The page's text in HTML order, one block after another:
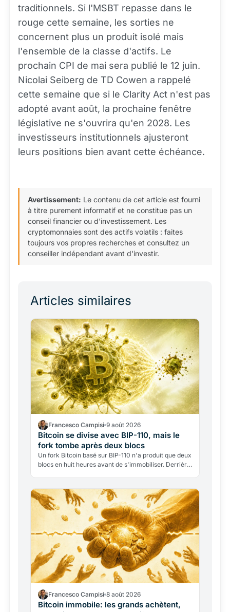
traditionnels. Si l'MSBT repasse dans le
rouge cette semaine, les sorties ne
concernent plus un produit isolé mais
l'ensemble de la classe d'actifs. Le
prochain CPI de mai sera publié le 12 juin.
Nicolai Seiberg de TD Cowen a rappelé
cette semaine que si le Clarity Act n'est pas
adopté avant août, la prochaine fenêtre
législative ne s'ouvrira qu'en 2028. Les
investisseurs institutionnels ajusteront
leurs positions bien avant cette échéance.
Avertissement: Le contenu de cet article est fourni
à titre purement informatif et ne constitue pas un
conseil financier ou d'investissement. Les
cryptomonnaies sont des actifs volatils : faites
toujours vos propres recherches et consultez un
conseiller indépendant avant d'investir.
Articles similaires
Francesco Campisi 9 août 2026
Bitcoin se divise avec BIP-110, mais le
fork tombe après deux blocs
Un fork Bitcoin basé sur BIP-110 n'a produit que deux
blocs en huit heures avant de s'immobiliser. Derrière
Francesco Campisi 8 août 2026
Bitcoin immobile: les grands achètent,